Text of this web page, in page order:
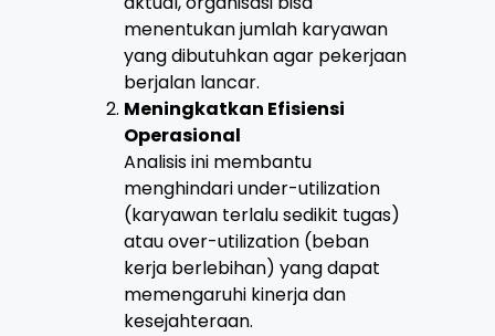
menentukan jumlah karyawan
yang dibutuhkan agar pekerjaan
berjalan lancar.
Meningkatkan Efisiensi
Operasional
Analisis ini membantu
menghindari under-utilization
(karyawan terlalu sedikit tugas)
atau over-utilization (beban
kerja berlebihan) yang dapat
memengaruhi kinerja dan
kesejahteraan.